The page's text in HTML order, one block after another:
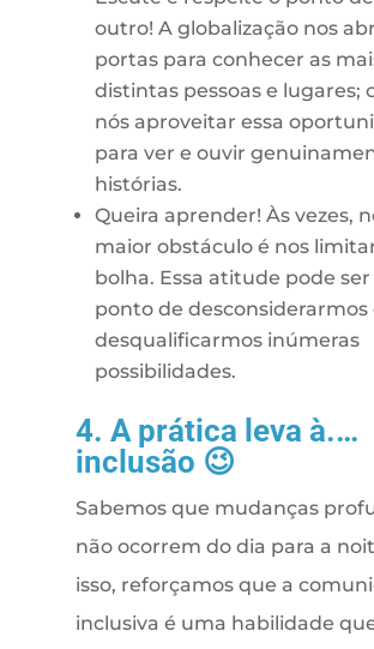
outro! A globalização nos
portas para conhecer as
distintas pessoas e lugares;
nós aproveitar essa
para ver e ouvir
histórias.
Queira aprender! Às vezes,
maior obstáculo é nos
bolha. Essa atitude pode
ponto de desconsiderarmos
desqualificarmos inúmeras
possibilidades.
4. A prática leva à.…
inclusão 😉
Sabemos que mudanças
não ocorrem do dia para a
isso, reforçamos que a
inclusiva é uma habilidade